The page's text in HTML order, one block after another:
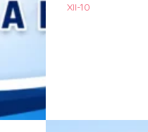
XII-10